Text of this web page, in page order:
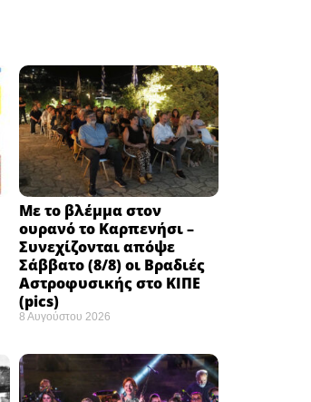
Με το βλέμμα στον
ουρανό το Καρπενήσι –
Συνεχίζονται απόψε
Σάββατο (8/8) οι Βραδιές
Αστροφυσικής στο ΚΙΠΕ
(pics)
8 Αυγούστου 2026